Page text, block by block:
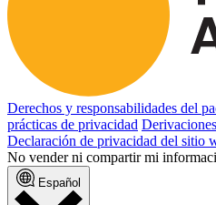
Derechos y responsabilidades del
prácticas de privacidad
Declaración de privacidad del sitio
No vender ni compartir mi
Español